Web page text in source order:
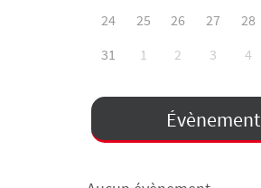
24
25 26 27 28
31
1 2 3 4
Évènement